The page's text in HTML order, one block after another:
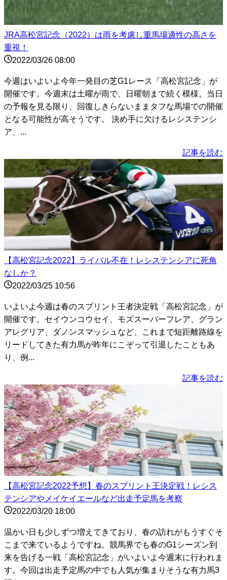
JRA高松宮記念（2022）は雨を考慮し重馬場適性の高さを
重視！
2022/03/26 08:00
今週はいよいよ今年一発目の芝G1レース「高松宮記念」が
開催です。今週末は土曜が雨で、日曜朝まで続く模様。当日
の予報を見る限り、回復しきらないままタフな馬場での開催
となる可能性が高そうです。 決め手に欠けるレシステンシ
ア、...
記事を読む
【高松宮記念2022】ライバル不在！レシステンシアに死角
なしか？
2022/03/25 10:56
いよいよ今週は春のスプリント王者決定戦「高松宮記念」が
開催です。セイウンコウセイ、モズスーパーフレア、グラン
アレグリア、ダノンスマッシュなど、これまで短距離路線を
リードしてきた有力馬が昨年にこぞって引退したこともあ
り、例...
記事を読む
【高松宮記念2022予想】春のスプリント王決定戦！レシス
テンシアやメイケイエールなど出走予定馬を考察
2022/03/20 18:00
温かい日も少しずつ増えてきており、春の訪れがもうすぐそ
こまで来ているようですね。競馬界でも春のG1シーズン到
来を告げる一戦「高松宮記念」がいよいよ今週末に行われま
す。今回は出走予定馬の中でも人気が集まりそうな有力馬3